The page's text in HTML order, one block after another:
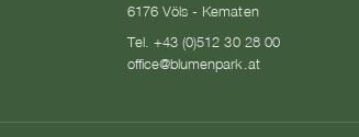
6176 Völs - Kematen
Tel. +43 (0)512 30 28 00
office@blumenpark.at